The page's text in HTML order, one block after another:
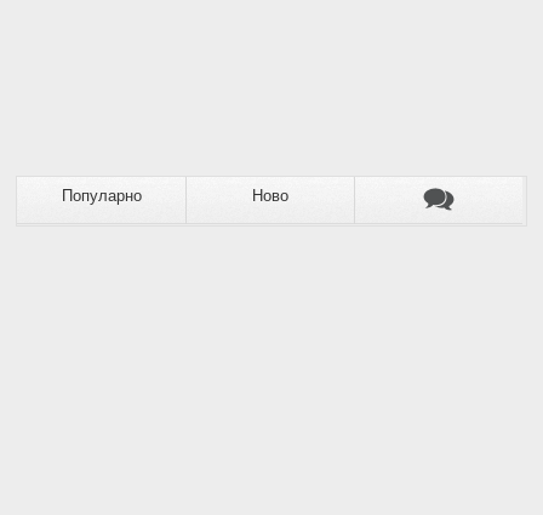
Популарно Ново